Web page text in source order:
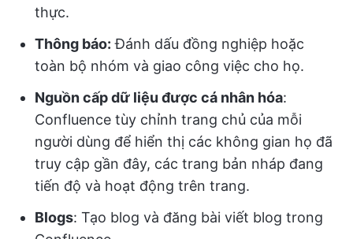
thực.
Thông báo: Đánh dấu đồng nghiệp hoặc
toàn bộ nhóm và giao công việc cho họ.
Nguồn cấp dữ liệu được cá nhân hóa:
Confluence tùy chỉnh trang chủ của mỗi
người dùng để hiển thị các không gian họ đã
truy cập gần đây, các trang bản nháp đang
tiến độ và hoạt động trên trang.
Blogs: Tạo blog và đăng bài viết blog trong